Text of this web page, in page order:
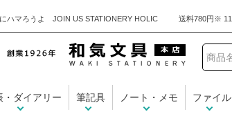
ハマろうよ JOIN US STATIONERY HOLIC
・ダイアリー 筆記具 ノート・メモ ファイル